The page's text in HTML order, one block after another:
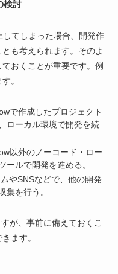
検討
てしまった場合、開発作
も考えられます。そのよ
おくことが重要です。例
。
で作成したプロジェクト
ローカル環境で開発を続
以外のノーコード・ロー
ールで開発を進める。
やSNSなどで、他の開発
集を行う。
が、事前に備えておくこ
ます。